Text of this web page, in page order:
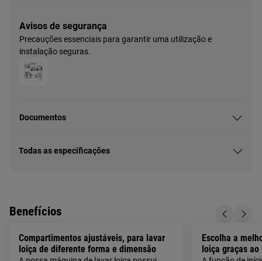
Avisos de segurança
Precauções essenciais para garantir uma utilização e
instalação seguras.
Documentos
Todas as especificações
Benefícios
Compartimentos ajustáveis, para lavar
loiça de diferente forma e dimensão
Escolha a
loiça graças